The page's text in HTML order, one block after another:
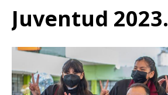
Juventud 2023.